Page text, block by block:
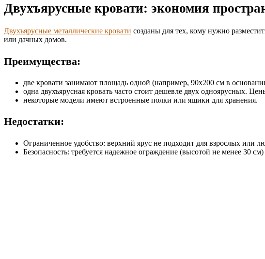
Двухъярусные кровати: экономия
Двухъярусные металлические кровати созданы для тех, кому нужно
или дачных домов.
Преимущества:
две кровати занимают площадь одной (например, 90х200 см в
одна двухъярусная кровать часто стоит дешевле двух одноярусных.
некоторые модели имеют встроенные полки или ящики для хранения.
Недостатки:
Ограниченное удобство: верхний ярус не подходит для взрослых или
Безопасность: требуется надежное ограждение (высотой не менее 30